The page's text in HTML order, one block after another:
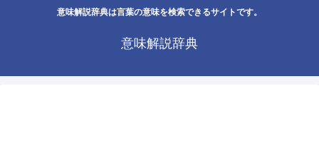
意味解説辞典は言葉の意味を検索できるサイトです。
意味解説辞典